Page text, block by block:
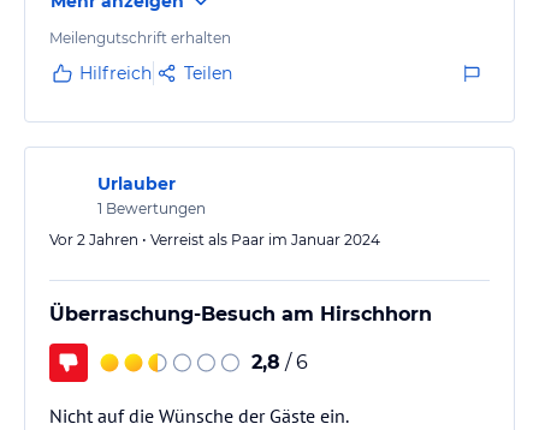
Meilengutschrift erhalten
Hilfreich Teilen
Urlauber
1 Bewertungen
Vor 2 Jahren • Verreist als Paar im Januar 2024
Überraschung-Besuch am Hirschhorn
2,8 / 6
Nicht auf die Wünsche der Gäste ein.